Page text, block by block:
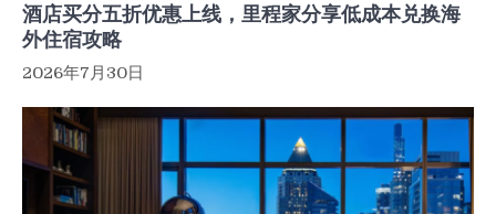
酒店买分五折优惠上线，里程家分享低成本兑换海
外住宿攻略
2026年7月30日